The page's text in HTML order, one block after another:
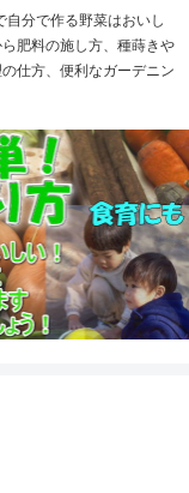
分で作る野菜はおいし
肥料の施し方、種蒔きや
仕方、便利なガーデニン